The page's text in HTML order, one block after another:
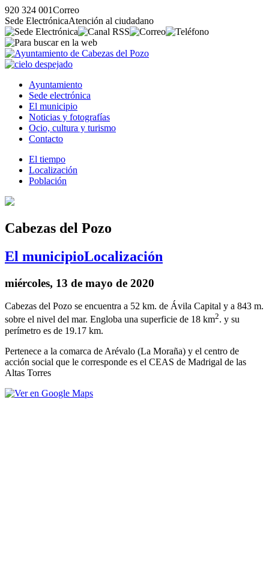
920 324 001Correo
Sede ElectrónicaAtención al ciudadano
Ayuntamiento
Sede electrónica
El municipio
Noticias y fotografías
Ocio, cultura y turismo
Contacto
El tiempo
Localización
Población
Cabezas del Pozo
El municipioLocalización
miércoles, 13 de mayo de 2020
Cabezas del Pozo se encuentra a 52 km. de Ávila Capital y a 843 m.
sobre el nivel del mar. Engloba una superficie de 18 km2. y su
perímetro es de 19.17 km.
Pertenece a la comarca de Arévalo (La Moraña) y el centro de
acción social que le corresponde es el CEAS de Madrigal de las
Altas Torres